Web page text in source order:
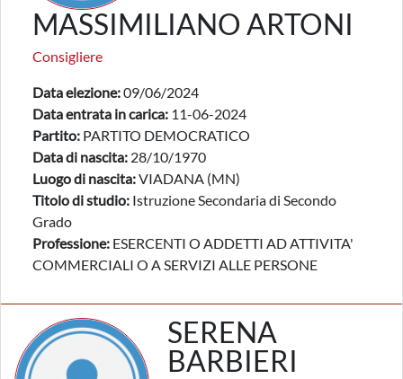
MASSIMILIANO ARTONI
Consigliere
Data elezione:09/06/2024
Data entrata in carica: 11-06-2024
Partito: PARTITO DEMOCRATICO
Data di nascita: 28/10/1970
Luogo di nascita:VIADANA (MN)
Titolo di studio: Istruzione Secondaria di Secondo
Grado
Professione: ESERCENTI O ADDETTI AD ATTIVITA'
COMMERCIALI O A SERVIZI ALLE PERSONE
SERENA
BARBIERI